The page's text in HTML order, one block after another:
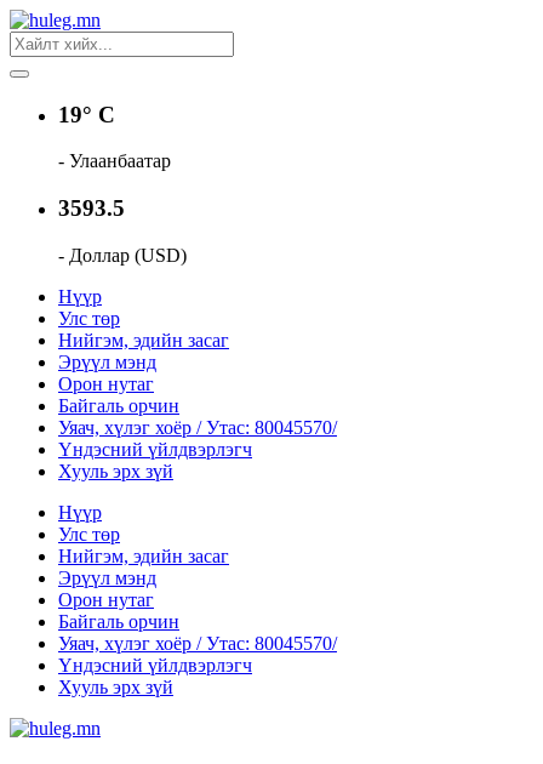
19° C
- Улаанбаатар
3593.5
- Доллар (USD)
Нүүр
Улс төр
Нийгэм, эдийн засаг
Эрүүл мэнд
Орон нутаг
Байгаль орчин
Уяач, хүлэг хоёр / Утас: 80045570/
Үндэсний үйлдвэрлэгч
Хууль эрх зүй
Нүүр
Улс төр
Нийгэм, эдийн засаг
Эрүүл мэнд
Орон нутаг
Байгаль орчин
Уяач, хүлэг хоёр / Утас: 80045570/
Үндэсний үйлдвэрлэгч
Хууль эрх зүй